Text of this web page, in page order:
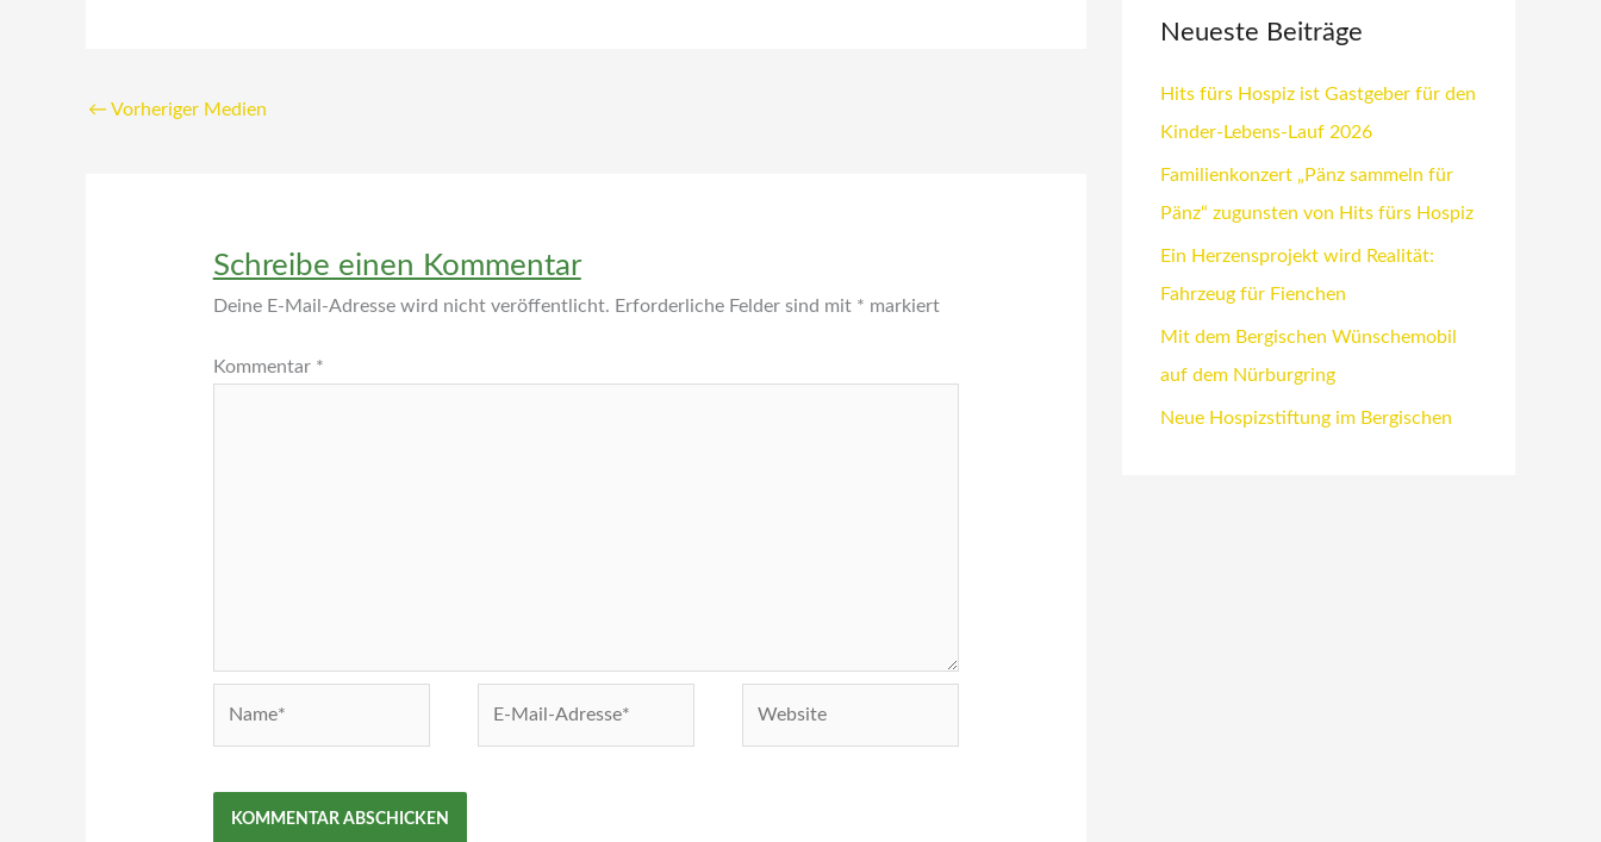
← Vorheriger Medien
Schreibe einen Kommentar
Deine E-Mail-Adresse wird nicht veröffentlicht. Erforderliche Felder sind mit * markiert
Kommentar *
Neueste Beiträge
Hits fürs Hospiz ist Gastgeber für den
Kinder-Lebens-Lauf 2026
Familienkonzert „Pänz sammeln für
Pänz“ zugunsten von Hits fürs Hospiz
Ein Herzensprojekt wird Realität:
Fahrzeug für Fienchen
Mit dem Bergischen Wünschemobil
auf dem Nürburgring
Neue Hospizstiftung im Bergischen